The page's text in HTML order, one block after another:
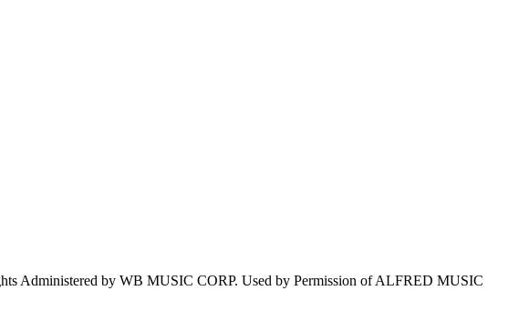
by WB MUSIC CORP. Used by Permission of ALFRED MUSIC